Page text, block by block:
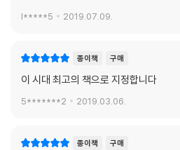
l*****5 2019.07.09.
종이책 구매
이 시대 최고의 책으로 지정합니다
5*******2 2019.03.06.
종이책 구매